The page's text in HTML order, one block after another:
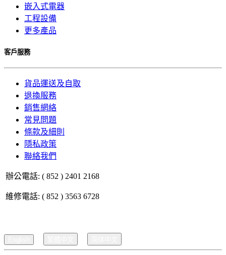
嵌入式電器
工程設備
更多產品
客戶服務
貨品運送及自取
退換服務
銷售網絡
常見問題
條款及細則
隱私政策
聯絡我們
辦公電話: ( 852 ) 2401 2168
維修電話: ( 852 ) 3563 6728